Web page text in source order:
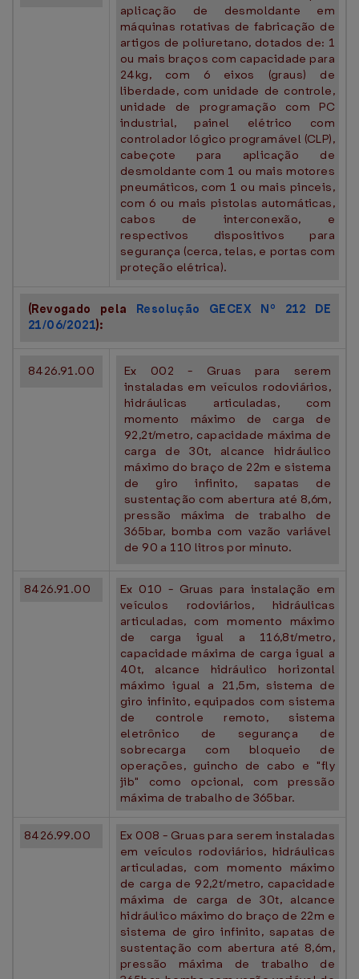
aplicação de desmoldante em
máquinas rotativas de fabricação de
artigos de poliuretano, dotados de: 1
ou mais braços com capacidade para
24kg, com 6 eixos (graus) de
liberdade, com unidade de controle,
unidade de programação com PC
industrial, painel elétrico com
controlador lógico programável (CLP),
cabeçote para aplicação de
desmoldante com 1 ou mais motores
pneumáticos, com 1 ou mais pinceis,
com 6 ou mais pistolas automáticas,
cabos de interconexão, e
respectivos dispositivos para
segurança (cerca, telas, e portas com
proteção elétrica).
(Revogado pela Resolução GECEX Nº 212 DE
21/06/2021):
8426.91.00
Ex 002 - Gruas para serem
instaladas em veículos rodoviários,
hidráulicas articuladas, com
momento máximo de carga de
92,2t/metro, capacidade máxima de
carga de 30t, alcance hidráulico
máximo do braço de 22m e sistema
de giro infinito, sapatas de
sustentação com abertura até 8,6m,
pressão máxima de trabalho de
365bar, bomba com vazão variável
de 90 a 110 litros por minuto.
8426.91.00
Ex 010 - Gruas para instalação em
veículos rodoviários, hidráulicas
articuladas, com momento máximo
de carga igual a 116,8t/metro,
capacidade máxima de carga igual a
40t, alcance hidráulico horizontal
máximo igual a 21,5m, sistema de
giro infinito, equipados com sistema
de controle remoto, sistema
eletrônico de segurança de
sobrecarga com bloqueio de
operações, guincho de cabo e "fly
jib" como opcional, com pressão
máxima de trabalho de 365bar.
8426.99.00
Ex 008 - Gruas para serem instaladas
em veículos rodoviários, hidráulicas
articuladas, com momento máximo
de carga de 92,2t/metro, capacidade
máxima de carga de 30t, alcance
hidráulico máximo do braço de 22m e
sistema de giro infinito, sapatas de
sustentação com abertura até 8,6m,
pressão máxima de trabalho de